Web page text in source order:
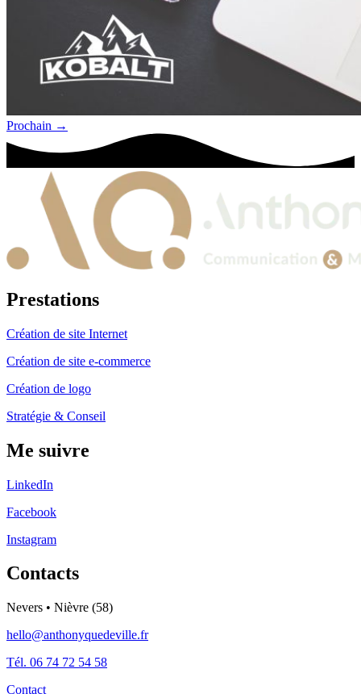
Prochain →
Prestations
Création de site Internet
Création de site e-commerce
Création de logo
Stratégie & Conseil
Me suivre
LinkedIn
Facebook
Instagram
Contacts
Nevers • Nièvre (58)
hello@anthonyquedeville.fr
Tél. 06 74 72 54 58
Contact